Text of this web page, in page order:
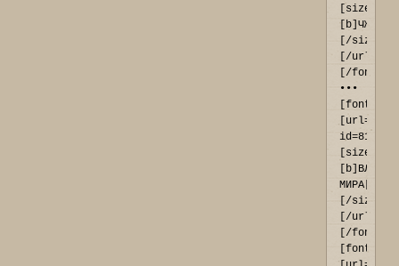
[size=11]
[/size]
[/url]
[/font]
•••
[size=11]
МИРА[/b]
[/size]
[/url]
[/font]